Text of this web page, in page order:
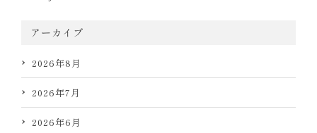
アーカイブ
2026年8月
2026年7月
2026年6月